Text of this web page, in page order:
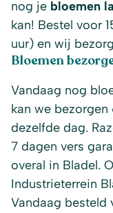
nog je bloemen
kan! Bestel voor
uur) en wij
Bloemen
Vandaag nog
kan we
dezelfde dag.
7 dagen vers
overal in Bladel.
Industrieterrein
Vandaag besteld